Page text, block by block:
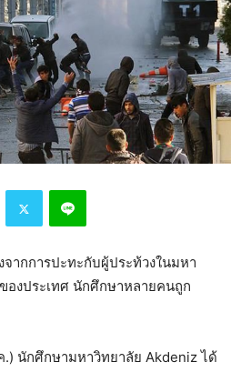
ากการปะทะกับผู้ประท้วงในมหา
องประเทศ นักศึกษาหลายคนถูก
.) นักศึกษามหาวิทยาลัย Akdeniz ได้